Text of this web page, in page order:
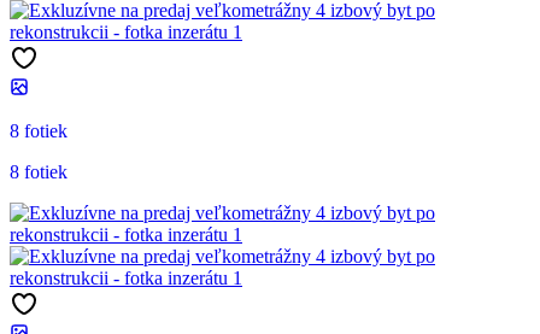
8 fotiek
8 fotiek